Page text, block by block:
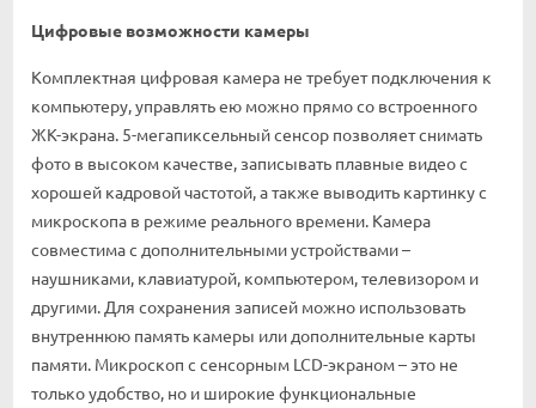
Цифровые возможности камеры
Комплектная цифровая камера не требует подключения к
компьютеру, управлять ею можно прямо со встроенного
ЖК-экрана. 5-мегапиксельный сенсор позволяет снимать
фото в высоком качестве, записывать плавные видео с
хорошей кадровой частотой, а также выводить картинку с
микроскопа в режиме реального времени. Камера
совместима с дополнительными устройствами –
наушниками, клавиатурой, компьютером, телевизором и
другими. Для сохранения записей можно использовать
внутреннюю память камеры или дополнительные карты
памяти. Микроскоп с сенсорным LCD-экраном – это не
только удобство, но и широкие функциональные